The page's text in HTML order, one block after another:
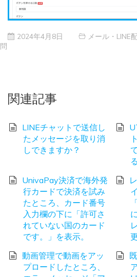
2024年4月8日 メール・LINE
問
関連記事
LINEチャットで送信し
たメッセージを取り消
しできますか？
UnivaPay決済で海外発
行カードで決済を試み
たところ、カード番号
入力欄の下に「許可さ
れていない国のカード
です。」を表示。
動画管理で動画をアッ
プロードしたところ、